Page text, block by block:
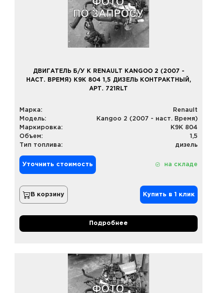
ДВИГАТЕЛЬ Б/У К RENAULT KANGOO 2 (2007 -
НАСТ. ВРЕМЯ) K9K 804 1,5 ДИЗЕЛЬ КОНТРАКТНЫЙ,
АРТ. 721RLT
Марка:
Renault
Модель:
Kangoo 2 (2007 - наст. Время)
Маркировка:
K9K 804
Объем:
1,5
Тип топлива:
дизель
Уточнить стоимость на складе
В корзину Купить в 1 клик
Подробнее